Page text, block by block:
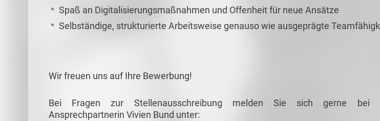
Spaß an Digitalisierungsmaßnahmen und Offenheit für neue Ansätze
Selbständige, strukturierte Arbeitsweise genauso wie ausgeprägte
Wir freuen uns auf Ihre Bewerbung!
Bei Fragen zur Stellenausschreibung melden Sie sich gerne bei
Ansprechpartnerin Vivien Bund unter: